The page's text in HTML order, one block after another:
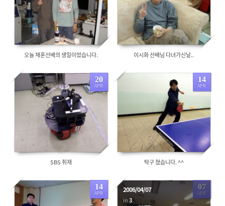
오늘 채훈선배의 생일이었습니다. 이시화 선배님 다녀가신날..
20
APR
8977
SBS 취재
14
APR
탁구 쳤습니다. ^^
14
APR
07
APR
2006/04/07
in3